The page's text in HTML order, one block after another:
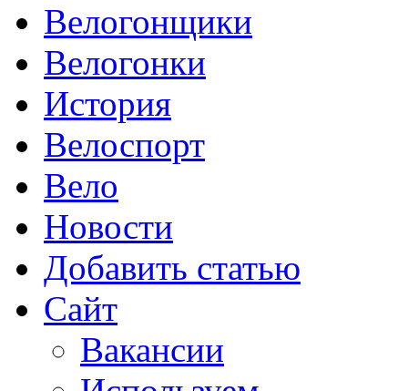
Велогонщики
Велогонки
История
Велоспорт
Вело
Новости
Добавить статью
Сайт
Вакансии